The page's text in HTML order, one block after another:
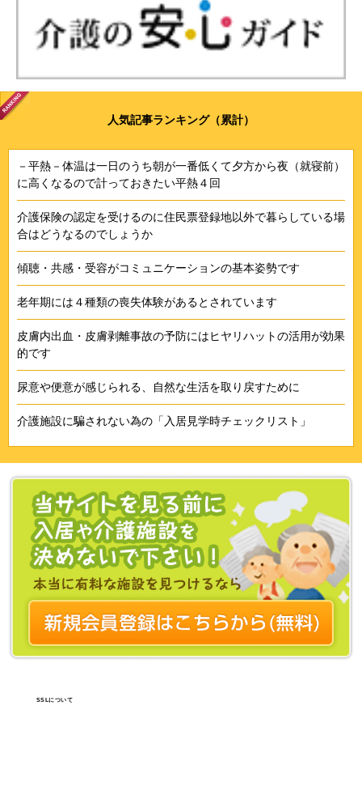
人気記事ランキング（累計）
－平熱－体温は一日のうち朝が一番低くて夕方から夜（就寝前）
に高くなるので計っておきたい平熱４回
介護保険の認定を受けるのに住民票登録地以外で暮らしている場
合はどうなるのでしょうか
傾聴・共感・受容がコミュニケーションの基本姿勢です
老年期には４種類の喪失体験があるとされています
皮膚内出血・皮膚剥離事故の予防にはヒヤリハットの活用が効果
的です
尿意や便意が感じられる、自然な生活を取り戻すために
介護施設に騙されない為の「入居見学時チェックリスト」
SSLについて